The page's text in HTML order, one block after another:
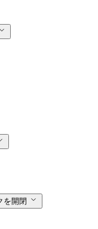
を開閉